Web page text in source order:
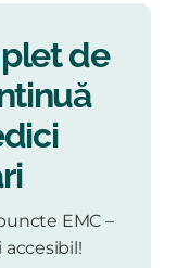
de
EMC –
accesibil!